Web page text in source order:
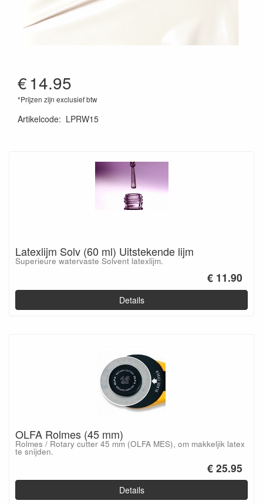
€14.95
*Prijzen zijn exclusief btw
Artikelcode: LPRW15
Latexlijm Solv (60 ml) Uitstekende lijm
Superieure watervaste Solvent latexlijm.
€ 11.90
Details
OLFA Rolmes (45 mm)
Rolmes / Rotary cutter 45 mm (OLFA MES), om makkeljik latex
te snijden.
€ 25.95
Details